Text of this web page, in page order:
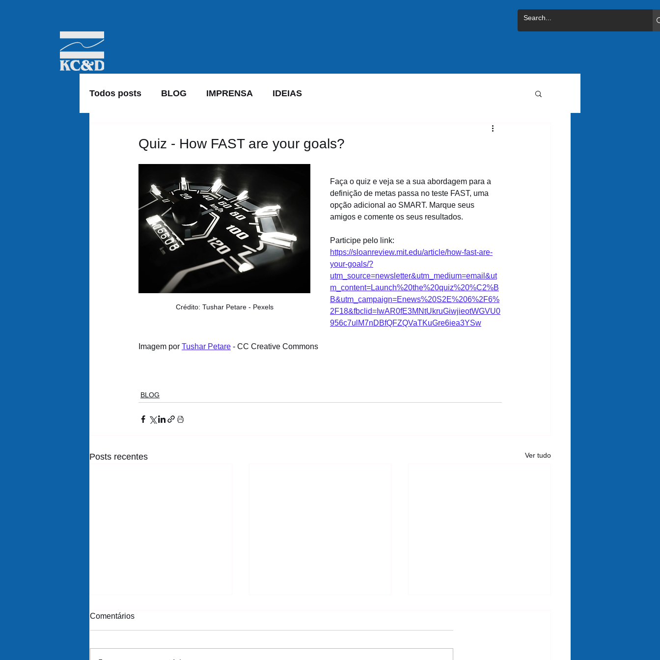
Todos posts BLOG IMPRENSA IDEIAS
Quiz - How FAST are your goals?
Crédito: Tushar Petare - Pexels
Faça o quiz e veja se a sua abordagem para a
definição de metas passa no teste FAST, uma
opção adicional ao SMART. Marque seus
amigos e comente os seus resultados.
Participe pelo link:
https://sloanreview.mit.edu/article/how-fast-are-
your-goals/?
utm_source=newsletter&utm_medium=email&ut
m_content=Launch%20the%20quiz%20%C2%B
B&utm_campaign=Enews%20S2E%206%2F6%
2F18&fbclid=IwAR0fE3MNtUkruGiwjieotWGVU0
956c7ulM7nDBfQFZQVaTKuGre6iea3YSw
Imagem por Tushar Petare - CC Creative Commons
BLOG
Posts recentes Ver tudo
Comentários